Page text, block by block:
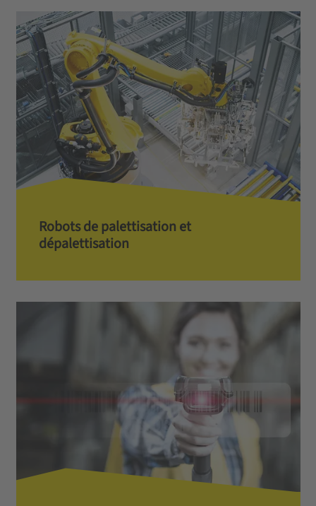
Robots de palettisation et
dépalettisation